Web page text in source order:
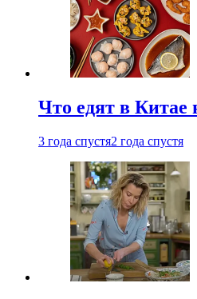
Что едят в
3 года спустя2 года спустя